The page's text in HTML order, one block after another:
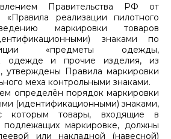
Правительства РФ от
реализации пилотного
маркировки товаров
знаками по
«предметы одежды,
одежде и прочие изделия, из
утверждены Правила маркировки
меха контрольными знаками.
определён порядок маркировки
(идентификационными) знаками,
которым товары, входящие в
подлежащих маркировке, должны
или накладной (навесной)